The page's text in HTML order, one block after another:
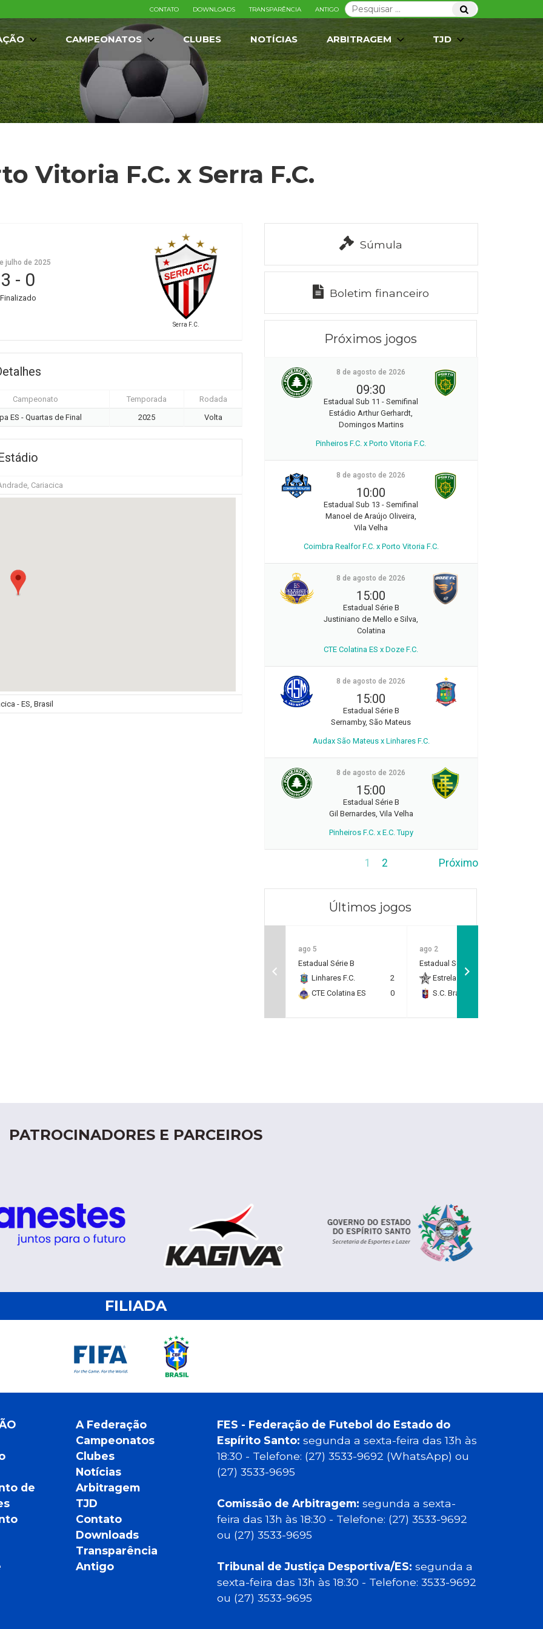
Pesquisar
por:
Pesquisar
CONTATO DOWNLOADS TRANSPARÊNCIA ANTIGO
CAMPEONATOS CLUBES NOTÍCIAS ARBITRAGEM TJD
Vitoria F.C. x Serra F.C.
Serra F.C.
julho de 2025
3 - 0
Finalizado
Campeonato Temporada
Rodada
ES - Quartas de Final 2025 Volta
Cariacica
- ES, Brasil
Súmula
Boletim financeiro
Próximos jogos
8 de agosto de 2026
09:30
Estadual Sub 11 - Semifinal
Estádio Arthur Gerhardt,
Domingos Martins
Pinheiros F.C. x Porto Vitoria F.C.
8 de agosto de 2026
10:00
Estadual Sub 13 - Semifinal
Manoel de Araújo Oliveira,
Vila Velha
Coimbra Realfor F.C. x Porto Vitoria F.C.
8 de agosto de 2026
15:00
Estadual Série B
Justiniano de Mello e Silva,
Colatina
CTE Colatina ES x Doze F.C.
8 de agosto de 2026
15:00
Estadual Série B
Sernamby, São Mateus
Audax São Mateus x Linhares F.C.
8 de agosto de 2026
15:00
Estadual Série B
Gil Bernardes, Vila Velha
Pinheiros F.C. x E.C. Tupy
1 2 Próximo
Últimos jogos
ago 5
Estadual Série B
Linhares F.C.
2
CTE Colatina ES
0
ago 2
Estadual Série B
Estrela do Norte F.C.
S.C. Brasil Capixaba
PATROCINADORES E PARCEIROS
FILIADA
de
A Federação
Campeonatos
Clubes
Notícias
Arbitragem
TJD
Contato
Downloads
Transparência
Antigo
FES - Federação de Futebol do Estado do
Espírito Santo: segunda a sexta-feira das 13h às
18:30 - Telefone: (27) 3533-9692 (WhatsApp) ou
(27) 3533-9695
Comissão de Arbitragem: segunda a sexta-
feira das 13h às 18:30 - Telefone: (27) 3533-9692
ou (27) 3533-9695
Tribunal de Justiça Desportiva/ES: segunda a
sexta-feira das 13h às 18:30 - Telefone: 3533-9692
ou (27) 3533-9695